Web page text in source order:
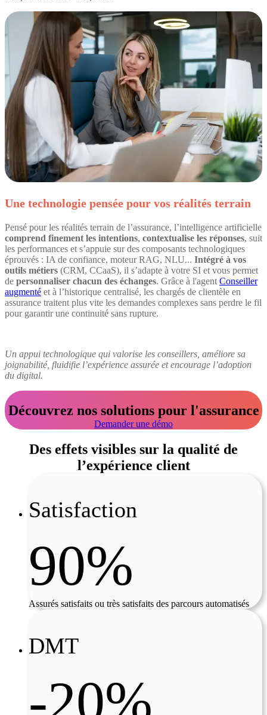
Une technologie pensée pour vos réalités terrain
Pensé pour les réalités terrain de l’assurance, l’intelligence artificielle
comprend finement les intentions, contextualise les réponses, suit
les performances et s’appuie sur des composants technologiques
éprouvés : IA de confiance, moteur RAG, NLU... Intégré à vos
outils métiers (CRM, CCaaS), il s’adapte à votre SI et vous permet
de personnaliser chacun des échanges. Grâce à l'agent Conseiller
augmenté et à l’historique centralisé, les chargés de clientèle en
assurance traitent plus vite les demandes complexes sans perdre le fil
pour garantir une continuité sans rupture.
Un appui technologique qui valorise les conseillers, améliore sa
joignabilité, fluidifie l’expérience assurée et encourage l’adoption
du digital.
Découvrez nos solutions pour l'assurance
Demander une démo
Des effets visibles sur la qualité de
l’expérience client
Satisfaction
90%
Assurés satisfaits ou très satisfaits des parcours automatisés
DMT
-20%